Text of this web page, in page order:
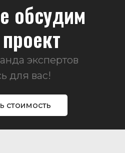
обсудим
экспертов
для вас!
стоимость